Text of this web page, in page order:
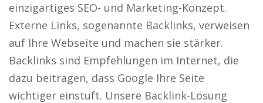
einzigartiges SEO- und Marketing-Konzept.
Externe Links, sogenannte Backlinks, verweisen
auf Ihre Webseite und machen sie stärker.
Backlinks sind Empfehlungen im Internet, die
dazu beitragen, dass Google Ihre Seite
wichtiger einstuft. Unsere Backlink-Lösung